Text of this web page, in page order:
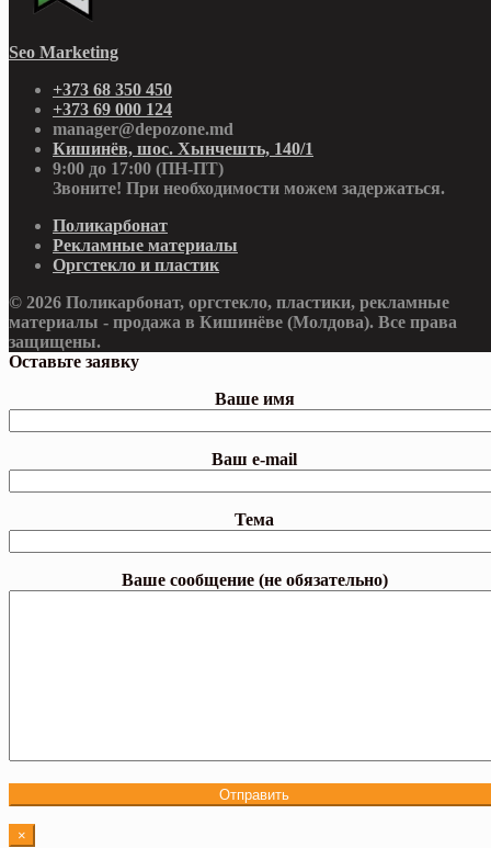
Seo Marketing
+373 68 350 450
+373 69 000 124
manager@depozone.md
Кишинёв, шос. Хынчешть, 140/1
9:00 до 17:00 (ПН-ПТ)
Звоните! При необходимости можем задержаться.
Поликарбонат
Рекламные материалы
Оргстекло и пластик
© 2026 Поликарбонат, оргстекло, пластики, рекламные
материалы - продажа в Кишинёве (Молдова). Все права
защищены.
Оставьте заявку
Ваше имя
Ваш e-mail
Тема
Ваше сообщение (не обязательно)
×